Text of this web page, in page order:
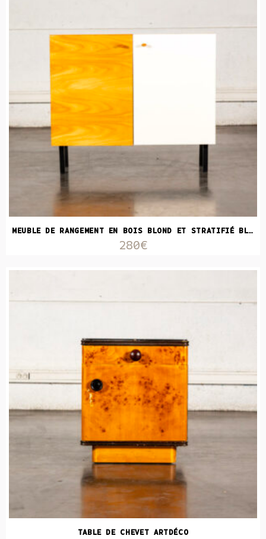
MEUBLE DE RANGEMENT EN BOIS BLOND ET STRATIFIÉ BLANC
280€
TABLE DE CHEVET ARTDÉCO